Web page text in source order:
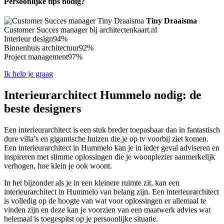
Tiny Draaisma
Customer Succes manager bij architectenkaart.nl
Interieur design94%
Binnenhuis architectuur92%
Project management97%
Ik help je graag
Interieurarchitect Hummelo nodig: de
beste designers
Een interieurarchitect is een stuk breder toepasbaar dan in fantastisch
dure villa’s en gigantische huizen die je op tv voorbij ziet komen.
Een interieurarchitect in Hummelo kan je in ieder geval adviseren en
inspireren met slimme oplossingen die je woonplezier aanmerkelijk
verhogen, hoe klein je ook woont.
In het bijzonder als je in een kleinere ruimte zit, kan een
interieurarchitect in Hummelo van belang zijn. Een interieurarchitect
is volledig op de hoogte van wat voor oplossingen er allemaal te
vinden zijn en deze kan je voorzien van een maatwerk advies wat
helemaal is toegespitst op je persoonlijke situatie.